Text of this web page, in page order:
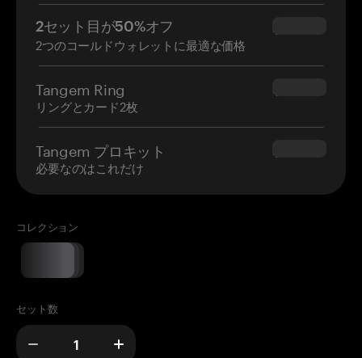
2セット目が50%オフ
2つのコールドウォレットに最適な価格
$34.95
Tangem Ring
リングとカード2枚
$160.00
Tangem プロキット
必要なのはこれだけ
$180.00
コレクション
セット数